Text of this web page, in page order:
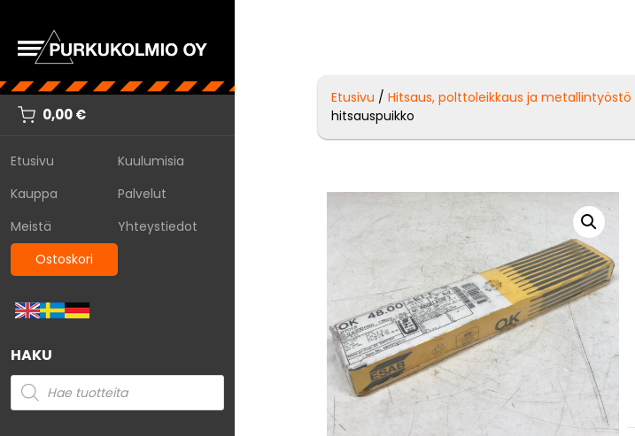
0,00€
Etusivu
Kuulumisia
Kauppa
Palvelut
Meistä
Yhteystiedot
Ostoskori
HAKU
Etusivu /Hitsaus, polttoleikkaus ja metallintyöstö
hitsauspuikko